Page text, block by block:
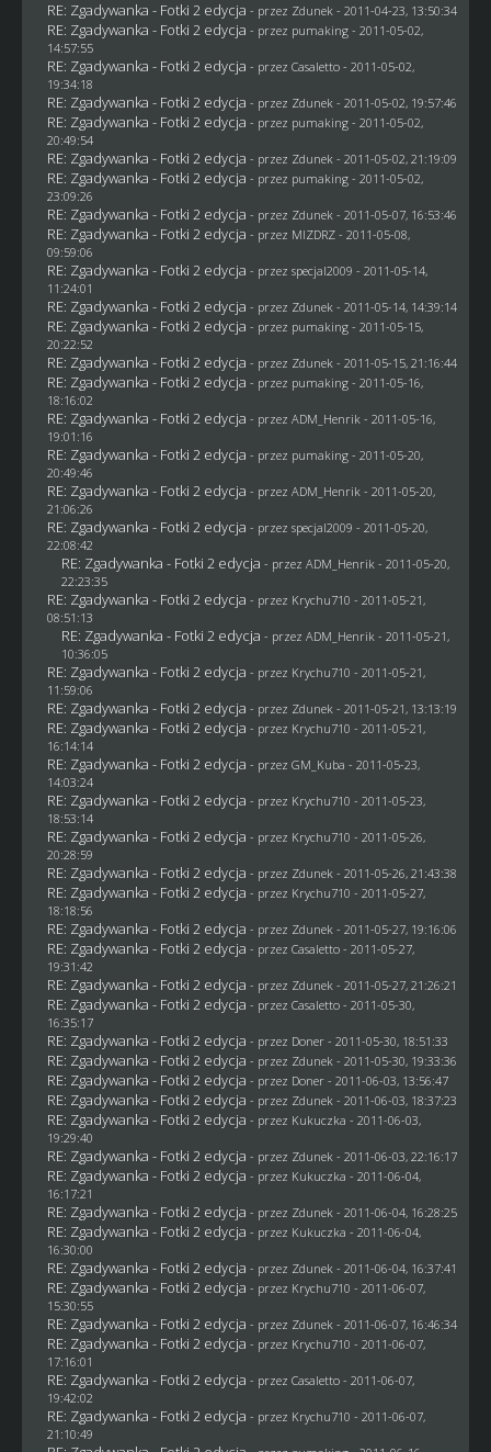
RE: Zgadywanka - Fotki 2 edycja - przez Zdunek - 2011-04-23, 13:50:34
RE: Zgadywanka - Fotki 2 edycja - przez pumaking- 2011-05-02,
14:57:55
RE: Zgadywanka - Fotki 2 edycja - przez Casaletto- 2011-05-02,
19:34:18
RE: Zgadywanka - Fotki 2 edycja - przez Zdunek - 2011-05-02, 19:57:46
RE: Zgadywanka - Fotki 2 edycja - przez pumaking- 2011-05-02,
20:49:54
RE: Zgadywanka - Fotki 2 edycja - przez Zdunek - 2011-05-02, 21:19:09
RE: Zgadywanka - Fotki 2 edycja - przez pumaking- 2011-05-02,
23:09:26
RE: Zgadywanka - Fotki 2 edycja - przez Zdunek - 2011-05-07, 16:53:46
RE: Zgadywanka - Fotki 2 edycja - przez MIZDRZ- 2011-05-08,
09:59:06
RE: Zgadywanka - Fotki 2 edycja - przez specjal2009 - 2011-05-14,
11:24:01
RE: Zgadywanka - Fotki 2 edycja - przez Zdunek - 2011-05-14, 14:39:14
RE: Zgadywanka - Fotki 2 edycja - przez pumaking- 2011-05-15,
20:22:52
RE: Zgadywanka - Fotki 2 edycja - przez Zdunek - 2011-05-15, 21:16:44
RE: Zgadywanka - Fotki 2 edycja - przez pumaking- 2011-05-16,
18:16:02
RE: Zgadywanka - Fotki 2 edycja - przez ADM_Henrik - 2011-05-16,
19:01:16
RE: Zgadywanka - Fotki 2 edycja - przez pumaking- 2011-05-20,
20:49:46
RE: Zgadywanka - Fotki 2 edycja - przez ADM_Henrik - 2011-05-20,
21:06:26
RE: Zgadywanka - Fotki 2 edycja - przez specjal2009 - 2011-05-20,
22:08:42
RE: Zgadywanka - Fotki 2 edycja - przez ADM_Henrik - 2011-05-20,
22:23:35
RE: Zgadywanka - Fotki 2 edycja - przez Krychu710 - 2011-05-21,
08:51:13
RE: Zgadywanka - Fotki 2 edycja - przez ADM_Henrik - 2011-05-21,
10:36:05
RE: Zgadywanka - Fotki 2 edycja - przez Krychu710 - 2011-05-21,
11:59:06
RE: Zgadywanka - Fotki 2 edycja - przez Zdunek - 2011-05-21, 13:13:19
RE: Zgadywanka - Fotki 2 edycja - przez Krychu710 - 2011-05-21,
16:14:14
RE: Zgadywanka - Fotki 2 edycja - przez GM_Kuba - 2011-05-23,
14:03:24
RE: Zgadywanka - Fotki 2 edycja - przez Krychu710 - 2011-05-23,
18:53:14
RE: Zgadywanka - Fotki 2 edycja - przez Krychu710 - 2011-05-26,
20:28:59
RE: Zgadywanka - Fotki 2 edycja - przez Zdunek - 2011-05-26, 21:43:38
RE: Zgadywanka - Fotki 2 edycja - przez Krychu710 - 2011-05-27,
18:18:56
RE: Zgadywanka - Fotki 2 edycja - przez Zdunek - 2011-05-27, 19:16:06
RE: Zgadywanka - Fotki 2 edycja - przez Casaletto- 2011-05-27,
19:31:42
RE: Zgadywanka - Fotki 2 edycja - przez Zdunek - 2011-05-27, 21:26:21
RE: Zgadywanka - Fotki 2 edycja - przez Casaletto- 2011-05-30,
16:35:17
RE: Zgadywanka - Fotki 2 edycja - przez Doner- 2011-05-30, 18:51:33
RE: Zgadywanka - Fotki 2 edycja - przez Zdunek - 2011-05-30, 19:33:36
RE: Zgadywanka - Fotki 2 edycja - przez Doner- 2011-06-03, 13:56:47
RE: Zgadywanka - Fotki 2 edycja - przez Zdunek - 2011-06-03, 18:37:23
RE: Zgadywanka - Fotki 2 edycja - przez Kukuczka - 2011-06-03,
19:29:40
RE: Zgadywanka - Fotki 2 edycja - przez Zdunek - 2011-06-03, 22:16:17
RE: Zgadywanka - Fotki 2 edycja - przez Kukuczka - 2011-06-04,
16:17:21
RE: Zgadywanka - Fotki 2 edycja - przez Zdunek - 2011-06-04, 16:28:25
RE: Zgadywanka - Fotki 2 edycja - przez Kukuczka - 2011-06-04,
16:30:00
RE: Zgadywanka - Fotki 2 edycja - przez Zdunek - 2011-06-04, 16:37:41
RE: Zgadywanka - Fotki 2 edycja - przez Krychu710 - 2011-06-07,
15:30:55
RE: Zgadywanka - Fotki 2 edycja - przez Zdunek - 2011-06-07, 16:46:34
RE: Zgadywanka - Fotki 2 edycja - przez Krychu710 - 2011-06-07,
17:16:01
RE: Zgadywanka - Fotki 2 edycja - przez Casaletto- 2011-06-07,
19:42:02
RE: Zgadywanka - Fotki 2 edycja - przez Krychu710 - 2011-06-07,
21:10:49